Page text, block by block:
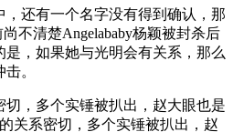
还有一个名字没有得到确认，那
不清楚Angelababy杨颖被封杀后
，如果她与光明会有关系，那么
。